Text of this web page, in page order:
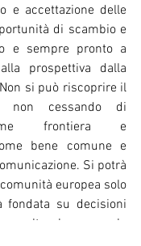
e accettazione delle
di scambio e
e sempre pronto a
prospettiva dalla
si può riscoprire il
non cessando di
frontiera e
bene comune e
Si potrà
europea solo
fondata su decisioni
culturale, non solo